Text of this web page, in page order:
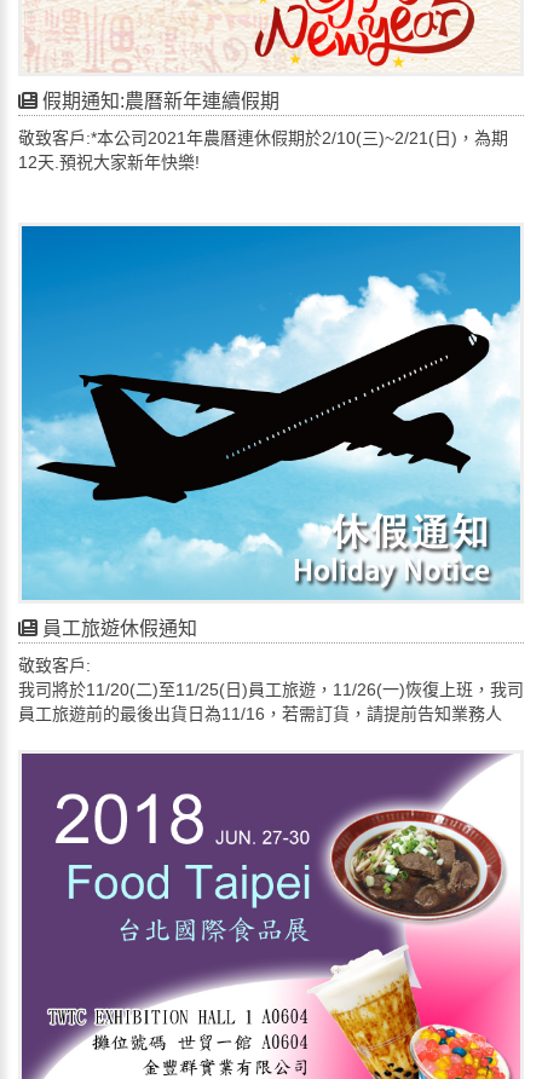
假期通知:農曆新年連續假期
敬致客戶:*本公司2021年農曆連休假期於2/10(三)~2/21(日)，為期
12天.預祝大家新年快樂!
員工旅遊休假通知
敬致客戶:
我司將於11/20(二)至11/25(日)員工旅遊，11/26(一)恢復上班，我司
員工旅遊前的最後出貨日為11/16，若需訂貨，請提前告知業務人